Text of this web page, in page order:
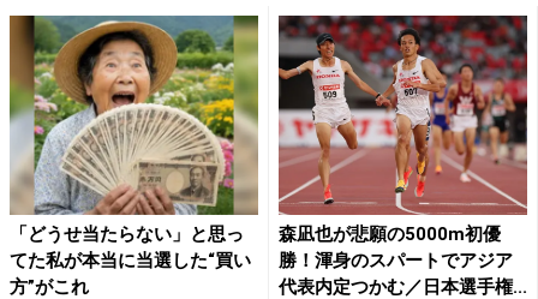
「どうせ当たらない」と思っ
てた私が本当に当選した“買い
方”がこれ
森凪也が悲願の5000m初優
勝！渾身のスパートでアジア
代表内定つかむ／日本選手権...